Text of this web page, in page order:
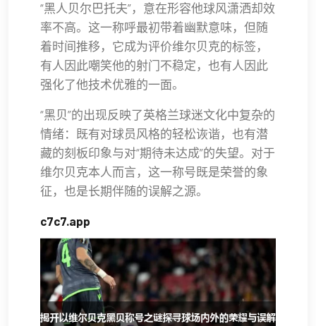
“黑人贝尔巴托夫”，意在形容他球风潇洒却效
率不高。这一称呼最初带着幽默意味，但随
着时间推移，它成为评价维尔贝克的标签，
有人因此嘲笑他的射门不稳定，也有人因此
强化了他技术优雅的一面。
“黑贝”的出现反映了英格兰球迷文化中复杂的
情绪：既有对球员风格的轻松诙谐，也有潜
藏的刻板印象与对“期待未达成”的失望。对于
维尔贝克本人而言，这一称号既是荣誉的象
征，也是长期伴随的误解之源。
c7c7.app